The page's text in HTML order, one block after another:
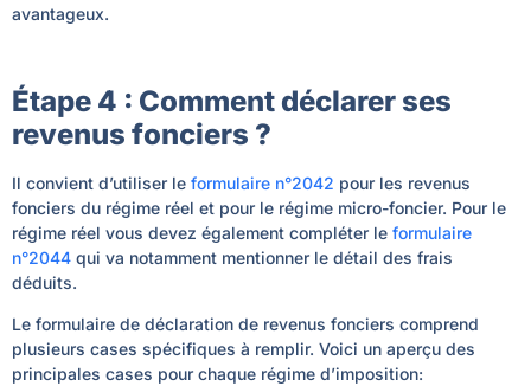
avantageux.
Étape 4 : Comment déclarer ses
revenus fonciers ?
Il convient d’utiliser le formulaire n°2042 pour les revenus
fonciers du régime réel et pour le régime micro-foncier. Pour le
régime réel vous devez également compléter le formulaire
n°2044 qui va notamment mentionner le détail des frais
déduits.
Le formulaire de déclaration de revenus fonciers comprend
plusieurs cases spécifiques à remplir. Voici un aperçu des
principales cases pour chaque régime d’imposition: